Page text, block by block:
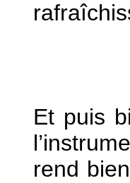
Et puis
rend